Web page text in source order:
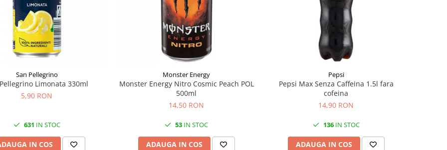
San Pellegrino
Limonata 330ml
5,90 RON
631 IN STOC
IN COS
Monster Energy
Monster Energy Nitro Cosmic Peach POL
500ml
14,50 RON
53 IN STOC
ADAUGA IN COS
Pepsi
Pepsi Max Senza Caffeina 1.5l fara
cofeina
14,90 RON
136IN STOC
ADAUGA IN COS